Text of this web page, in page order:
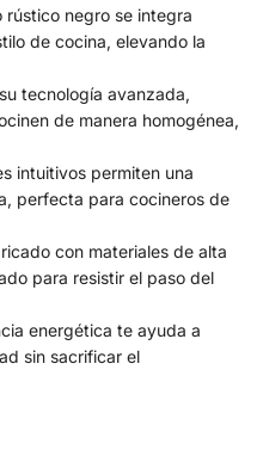
rústico negro se integra
de cocina, elevando la
tecnología avanzada,
de manera homogénea,
intuitivos permiten una
perfecta para cocineros de
con materiales de alta
para resistir el paso del
energética te ayuda a
sin sacrificar el